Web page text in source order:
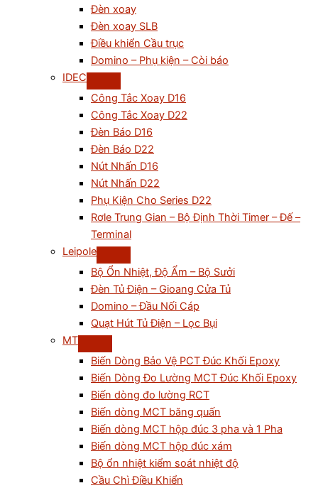
Đèn xoay
Đèn xoay SLB
Điều khiển Cầu trục
Domino – Phụ kiện – Còi báo
IDEC
Công Tắc Xoay D16
Công Tắc Xoay D22
Đèn Báo D16
Đèn Báo D22
Nút Nhấn D16
Nút Nhấn D22
Phụ Kiện Cho Series D22
Rơle Trung Gian – Bộ Định Thời Timer – Đế –
Terminal
Leipole
Bộ Ổn Nhiệt, Độ Ẩm – Bộ Sưởi
Đèn Tủ Điện – Gioang Cửa Tủ
Domino – Đầu Nối Cáp
Quạt Hút Tủ Điện – Lọc Bụi
MT
Biến Dòng Bảo Vệ PCT Đúc Khối Epoxy
Biến Dòng Đo Lường MCT Đúc Khối Epoxy
Biến dòng đo lường RCT
Biến dòng MCT băng quấn
Biến dòng MCT hộp đúc 3 pha và 1 Pha
Biến dòng MCT hộp đúc xám
Bộ ổn nhiệt kiểm soát nhiệt độ
Cầu Chì Điều Khiển